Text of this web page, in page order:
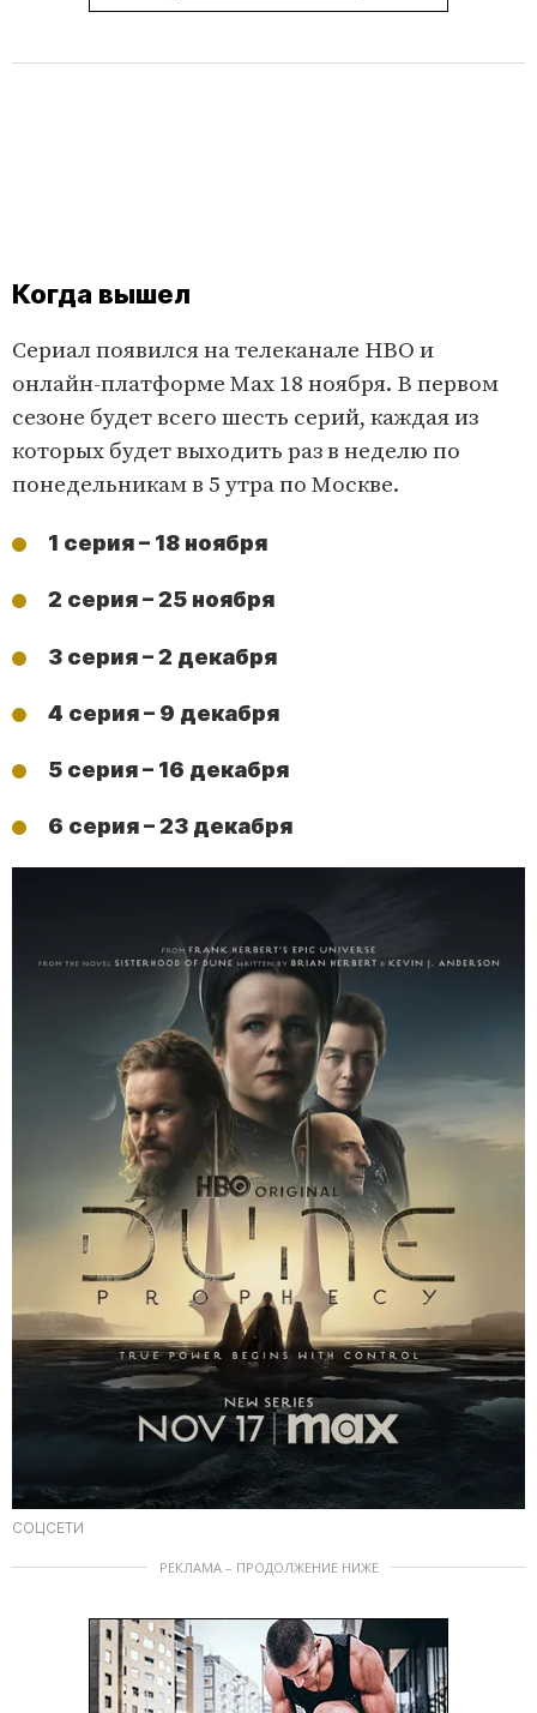
Когда вышел
Сериал появился на телеканале HBO и
онлайн-платформе Max 18 ноября. В первом
сезоне будет всего шесть серий, каждая из
которых будет выходить раз в неделю по
понедельникам в 5 утра по Москве.
1 серия – 18 ноября
2 серия – 25 ноября
3 серия – 2 декабря
4 серия – 9 декабря
5 серия – 16 декабря
6 серия – 23 декабря
СОЦСЕТИ
РЕКЛАМА – ПРОДОЛЖЕНИЕ НИЖЕ